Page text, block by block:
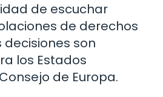
de escuchar
de derechos
decisiones son
los Estados
de Europa.